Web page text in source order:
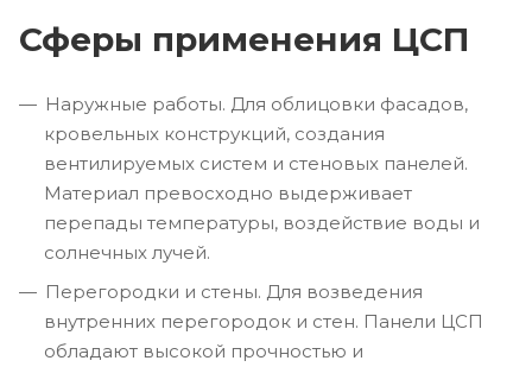
Сферы применения ЦСП
Наружные работы. Для облицовки фасадов,
кровельных конструкций, создания
вентилируемых систем и стеновых панелей.
Материал превосходно выдерживает
перепады температуры, воздействие воды и
солнечных лучей.
Перегородки и стены. Для возведения
внутренних перегородок и стен. Панели ЦСП
обладают высокой прочностью и